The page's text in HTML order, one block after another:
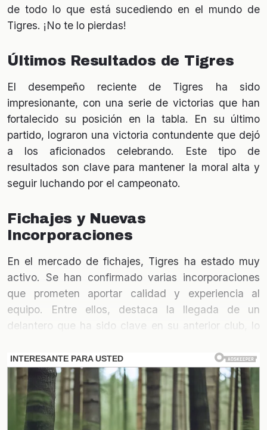
de todo lo que está sucediendo en el mundo de
Tigres. ¡No te lo pierdas!
Últimos Resultados de Tigres
El desempeño reciente de Tigres ha sido
impresionante, con una serie de victorias que han
fortalecido su posición en la tabla. En su último
partido, lograron una victoria contundente que dejó
a los aficionados celebrando. Este tipo de
resultados son clave para mantener la moral alta y
seguir luchando por el campeonato.
Fichajes y Nuevas
Incorporaciones
En el mercado de fichajes, Tigres ha estado muy
activo. Se han confirmado varias incorporaciones
que prometen aportar calidad y experiencia al
equipo. Entre ellos, destaca la llegada de un
delantero que ha sido clave en su anterior club, lo
Liga MX.
Lesiones y Recuperaciones
La salud de los jugadores es fundamental para el